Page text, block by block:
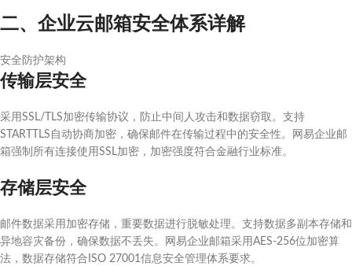
二、企业云邮箱安全体系详解
安全防护架构
传输层安全
采用SSL/TLS加密传输协议，防止中间人攻击和数据窃取。支持
STARTTLS自动协商加密，确保邮件在传输过程中的安全性。网易企业邮
箱强制所有连接使用SSL加密，加密强度符合金融行业标准。
存储层安全
邮件数据采用加密存储，重要数据进行脱敏处理。支持数据多副本存储和
异地容灾备份，确保数据不丢失。网易企业邮箱采用AES-256位加密算
法，数据存储符合ISO 27001信息安全管理体系要求。